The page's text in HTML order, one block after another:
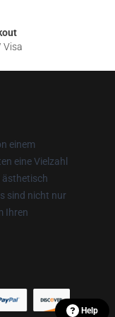
Visa
einem
eine Vielzahl
ästhetisch
sind nicht nur
Ihren
Help